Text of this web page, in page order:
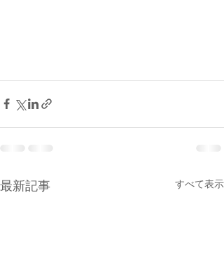
最新記事 すべて表示